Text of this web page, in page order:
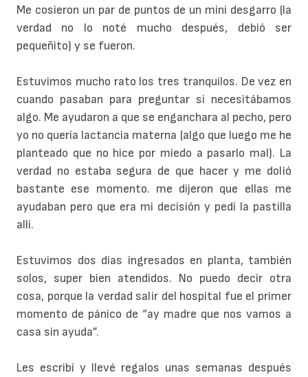
Me cosieron un par de puntos de un mini desgarro (la
verdad no lo noté mucho después, debió ser
pequeñito) y se fueron.
Estuvimos mucho rato los tres tranquilos. De vez en
cuando pasaban para preguntar si necesitábamos
algo. Me ayudaron a que se enganchara al pecho, pero
yo no quería lactancia materna (algo que luego me he
planteado que no hice por miedo a pasarlo mal). La
verdad no estaba segura de que hacer y me dolió
bastante ese momento. me dijeron que ellas me
ayudaban pero que era mi decisión y pedí la pastilla
allí.
Estuvimos dos días ingresados en planta, también
solos, super bien atendidos. No puedo decir otra
cosa, porque la verdad salir del hospital fue el primer
momento de pánico de “ay madre que nos vamos a
casa sin ayuda”.
Les escribí y llevé regalos unas semanas después